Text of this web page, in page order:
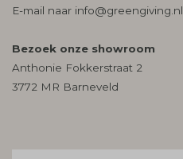
E-mail naar info@greengiving.nl
Bezoek onze showroom
Anthonie Fokkerstraat 2
3772 MR Barneveld